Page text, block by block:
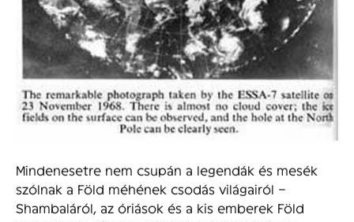
Mindenesetre nem csupán a legendák és mesék
szólnak a Föld méhének csodás világairól –
Shambaláról, az óriások és a kis emberek Föld